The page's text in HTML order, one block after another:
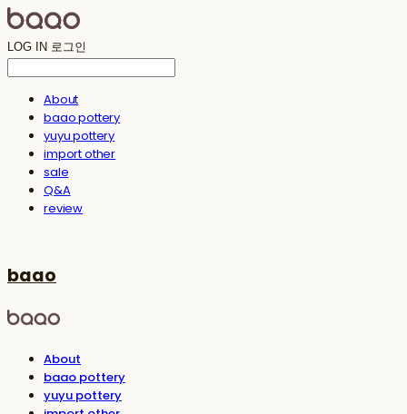
LOG IN 로그인
About
baao pottery
yuyu pottery
import other
sale
Q&A
review
baao
About
baao pottery
yuyu pottery